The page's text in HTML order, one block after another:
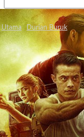
Utama Durian Buruk